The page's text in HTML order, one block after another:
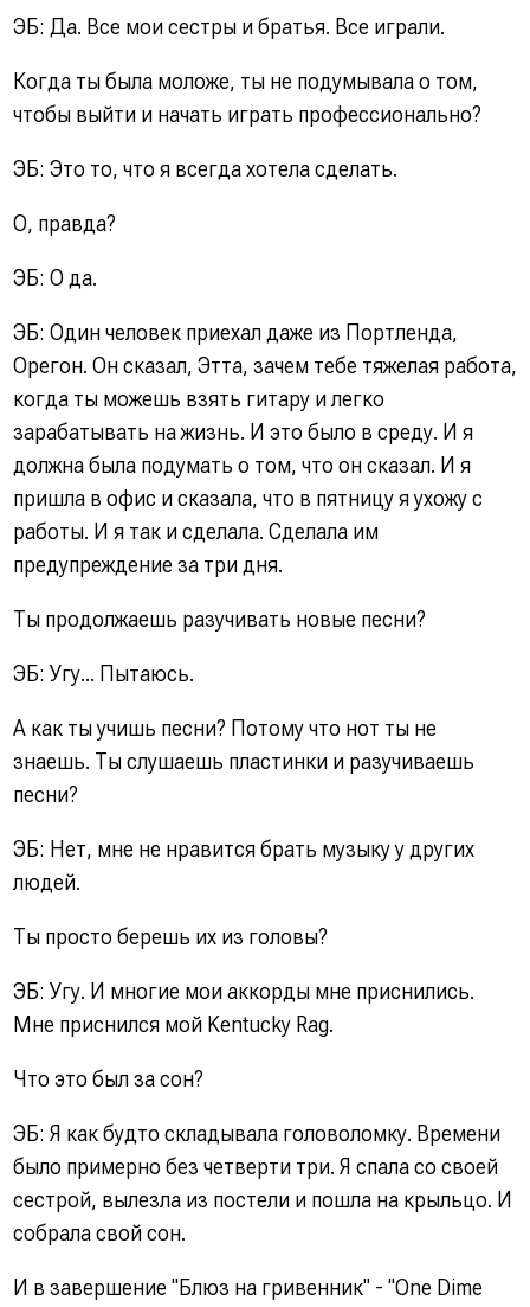
ЭБ: Да. Все мои сестры и братья. Все играли.
Когда ты была моложе, ты не подумывала о том,
чтобы выйти и начать играть профессионально?
ЭБ: Это то, что я всегда хотела сделать.
О, правда?
ЭБ: О да.
ЭБ: Один человек приехал даже из Портленда,
Орегон. Он сказал, Этта, зачем тебе тяжелая работа,
когда ты можешь взять гитару и легко
зарабатывать на жизнь. И это было в среду. И я
должна была подумать о том, что он сказал. И я
пришла в офис и сказала, что в пятницу я ухожу с
работы. И я так и сделала. Сделала им
предупреждение за три дня.
Ты продолжаешь разучивать новые песни?
ЭБ: Угу... Пытаюсь.
А как ты учишь песни? Потому что нот ты не
знаешь. Ты слушаешь пластинки и разучиваешь
песни?
ЭБ: Нет, мне не нравится брать музыку у других
людей.
Ты просто берешь их из головы?
ЭБ: Угу. И многие мои аккорды мне приснились.
Мне приснился мой Kentucky Rag.
Что это был за сон?
ЭБ: Я как будто складывала головоломку. Времени
было примерно без четверти три. Я спала со своей
сестрой, вылезла из постели и пошла на крыльцо. И
собрала свой сон.
И в завершение "Блюз на гривенник" - "One Dime